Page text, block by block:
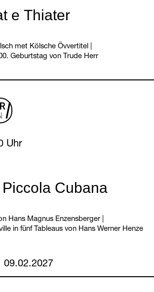
e Thiater
met Kölsche Övvertitel
Geburtstag von Trude Herr
Piccola Cubana
Hans Magnus Enzensberger
in fünf Tableaus von Hans Werner Henze
7 February 2027
Uhr
09.02.2027